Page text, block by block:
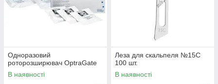
Одноразовий
роторозширювач OptraGate
В наявності
Леза для скальпеля №15С
100 шт.
В наявності